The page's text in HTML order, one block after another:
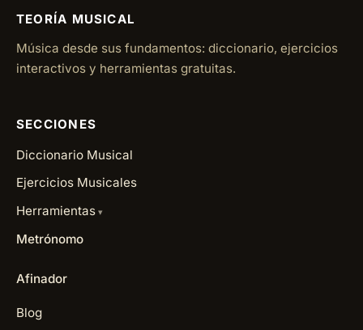
TEORÍA MUSICAL
Música desde sus fundamentos: diccionario, ejercicios
interactivos y herramientas gratuitas.
SECCIONES
Diccionario Musical
Ejercicios Musicales
Herramientas
Metrónomo
Afinador
Blog